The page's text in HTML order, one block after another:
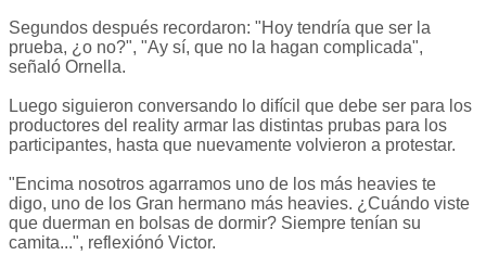
Segundos después recordaron: "Hoy tendría que ser la
prueba, ¿o no?", "Ay sí, que no la hagan complicada",
señaló Ornella.
Luego siguieron conversando lo difícil que debe ser para los
productores del reality armar las distintas prubas para los
participantes, hasta que nuevamente volvieron a protestar.
"Encima nosotros agarramos uno de los más heavies te
digo, uno de los Gran hermano más heavies. ¿Cuándo viste
que duerman en bolsas de dormir? Siempre tenían su
camita...", reflexiónó Victor.